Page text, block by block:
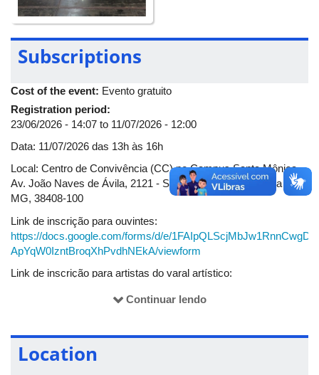
Subscriptions
Cost of the event: Evento gratuito
Registration period:
23/06/2026 - 14:07 to 11/07/2026 - 12:00
Data: 11/07/2026 das 13h às 16h
Local: Centro de Convivência (CC) no Campus Santa Mônica -
Av. João Naves de Ávila, 2121 - Santa Mônica, Uberlândia -
MG, 38408-100
Link de inscrição para ouvintes:
https://docs.google.com/forms/d/e/
ApYqW0IzntBroqXhPvdhNEkA/viewform
Link de inscrição para artistas do varal artístico:
vzVHB38yfEojw7qbcs_WwERmBfVEQ/viewform
também à comunidade externa. Haverá emissão de
certificados.
Continuar lendo
Location